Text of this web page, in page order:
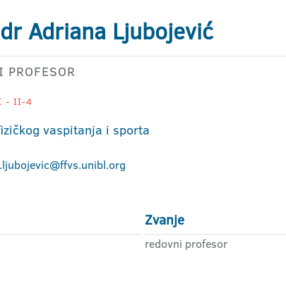
Adriana Ljubojević
PROFESOR
- II-4
vaspitanja i sporta
Zvanje
redovni profesor